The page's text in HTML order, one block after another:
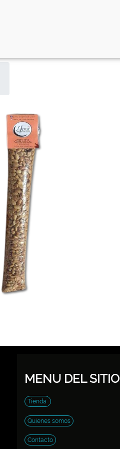
MENU DEL SITIO
Tienda
Quienes somos
Contacto